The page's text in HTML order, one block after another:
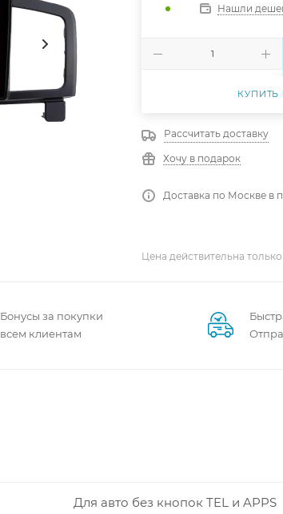
Нашли
КУПИТЬ
Рассчитать доставку
Хочу в подарок
Доставка по Москве в
Цена действительна
Бонусы за покупки
всем клиентам
Для авто без кнопок TEL и APPS